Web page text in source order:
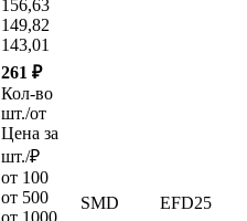
156,63
149,82
143,01
261 ₽
Кол-во
шт./от
Цена за
шт./₽
от 100
от 500
от 1000
SMD EFD25